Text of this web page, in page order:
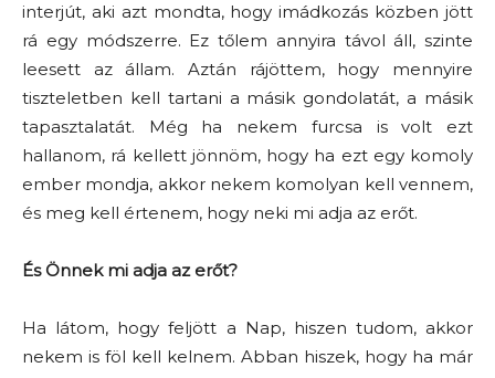
interjút, aki azt mondta, hogy imádkozás közben jött
rá egy módszerre. Ez tőlem annyira távol áll, szinte
leesett az állam. Aztán rájöttem, hogy mennyire
tiszteletben kell tartani a másik gondolatát, a másik
tapasztalatát. Még ha nekem furcsa is volt ezt
hallanom, rá kellett jönnöm, hogy ha ezt egy komoly
ember mondja, akkor nekem komolyan kell vennem,
és meg kell értenem, hogy neki mi adja az erőt.
És Önnek mi adja az erőt?
Ha látom, hogy feljött a Nap, hiszen tudom, akkor
nekem is föl kell kelnem. Abban hiszek, hogy ha már